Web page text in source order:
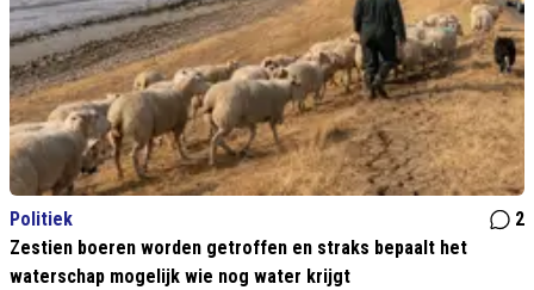
Politiek
2
Zestien boeren worden getroffen en straks bepaalt het
waterschap mogelijk wie nog water krijgt